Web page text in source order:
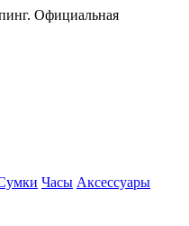
Официальная
Часы Аксессуары